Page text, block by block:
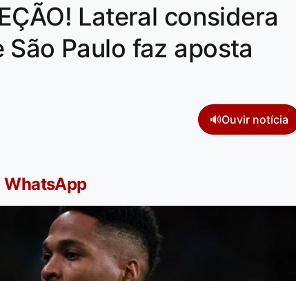
Lateral considera
Paulo faz aposta
🔊Ouvir notícia
WhatsApp